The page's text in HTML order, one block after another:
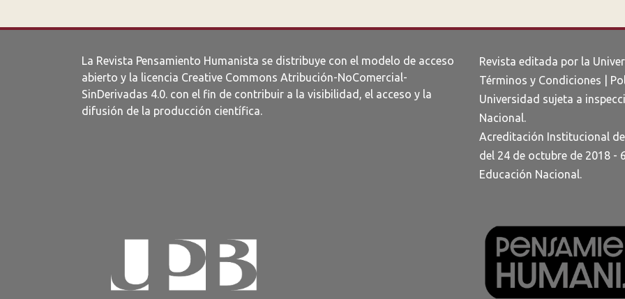
La Revista Pensamiento Humanista se distribuye con el modelo de acceso
abierto y la licencia Creative Commons Atribución-NoComercial-
SinDerivadas 4.0. con el fin de contribuir a la visibilidad, el acceso y la
difusión de la producción científica.
Revista editada por la
Términos y Condiciones
Universidad sujeta a
Nacional.
Acreditación Institucional
del 24 de octubre de 2018 -
Educación Nacional.